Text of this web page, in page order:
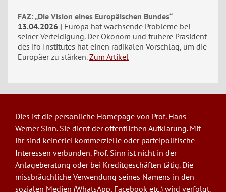
FAZ: „Die Vision eines Europäischen Bundes“
13.04.2026
Europa hat wachsende Probleme bei
seiner Verteidigung. Der Ökonom und frühere Präsident
des ifo Institutes hat einen radikalen Vorschlag, um die
Europäer zu stärken. Zum Artikel
Dies ist die persönliche Homepage von Prof. Hans-
Werner Sinn. Sie dient der öffentlichen Aufklärung. Mit
ihr sind keinerlei kommerzielle oder parteipolitische
Interessen verbunden. Prof. Sinn ist nicht in der
Anlageberatung oder bei Kreditgeschäften tätig. Die
missbräuchliche Verwendung seines Namens in den
sozialen Medien (WhatsApp, Facebook etc.) wird verfolgt.